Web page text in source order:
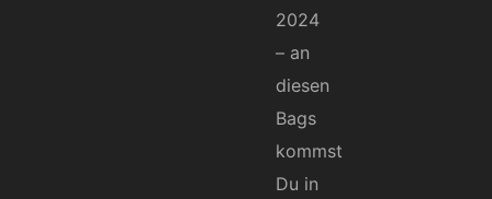
2024
– an
diesen
Bags
kommst
Du in